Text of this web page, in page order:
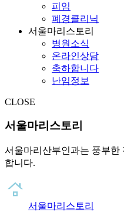
피임
폐경클리닉
서울마리스토리
병원소식
온라인상담
축하합니다
난임정보
CLOSE
서울마리스토리
서울마리산부인과는 풍부한
합니다.
서울마리스토리